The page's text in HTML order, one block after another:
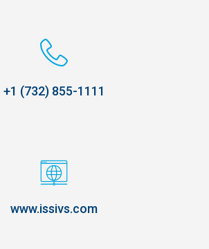
855-1111 (732) 1+
www.issivs.com